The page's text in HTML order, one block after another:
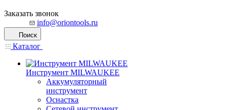
Заказать звонок
info@oriontools.ru
Поиск
Каталог
Инструмент MILWAUKEE
Аккумуляторный
инструмент
Оснастка